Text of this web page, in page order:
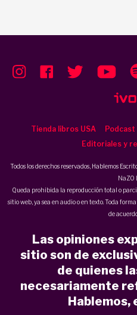
Tienda libros USA Podcast
Editoriales y
Todos los derechos reservados, Hablemos
NaZO
Queda prohibida la reproducción total o
sitio web, ya sea en audio o en texto. Toda
de
Las opiniones
sitio son de
de quienes
necesariamente
Hablemos,